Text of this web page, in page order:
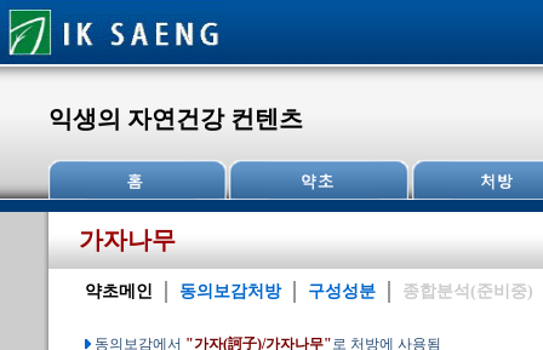
익생의 자연건강 컨텐츠
가자나무
약초메인 동의보감처방 구성성분 종합분석(준비중)
동의보감에서 "가자(訶子)/가자나무"로 처방에 사용됨